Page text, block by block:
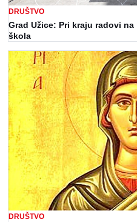
DRUŠTVO
Grad Užice: Pri kraju radovi
škola
DRUŠTVO